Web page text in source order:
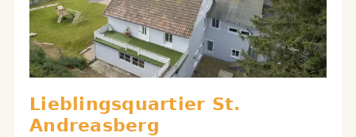
Lieblingsquartier St.
Andreasberg